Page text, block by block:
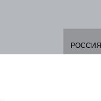
РОССИЯ